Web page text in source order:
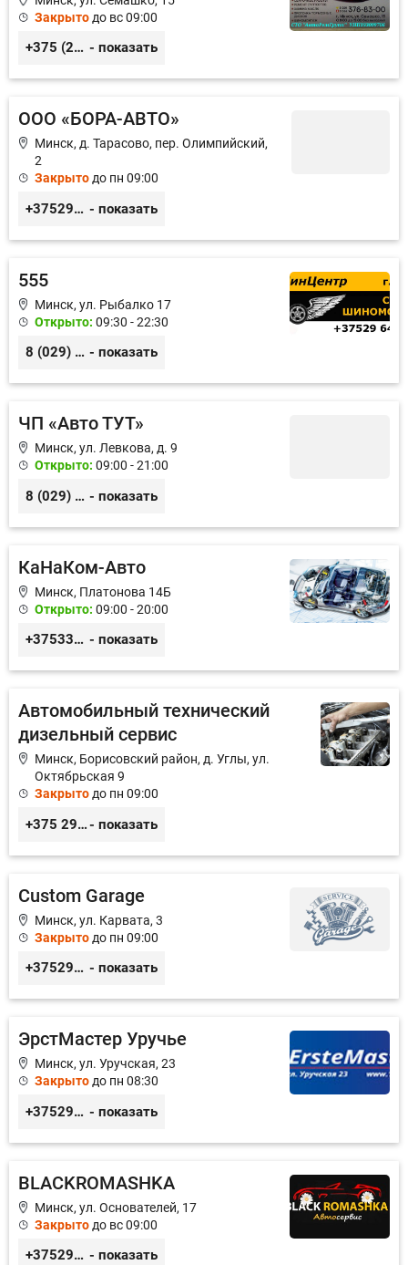
Закрыто до вс 09:00
+375 (29) 376-83-00 - показать
ООО «БОРА-АВТО»
Минск, д. Тарасово, пер. Олимпийский,
2
Закрыто до пн 09:00
+375296577676 - показать
555
Минск, ул. Рыбалко 17
Открыто: 09:30 - 22:30
8 (029) 641-80-08 8 (029) 206-60-08 - показать
ЧП «Авто ТУТ»
Минск, ул. Левкова, д. 9
Открыто: 09:00 - 21:00
8 (029) 55-2-30-30 - показать
КаНаКом-Авто
Минск, Платонова 14Б
Открыто: 09:00 - 20:00
+375336756676 - показать
Автомобильный технический
дизельный сервис
Минск, Борисовский район, д. Углы, ул.
Октябрьская 9
Закрытодо пн 09:00
+375 29 3217422; +375 29 6130364- показать
Custom Garage
Минск, ул. Карвата, 3
Закрыто до пн 09:00
+375291568112 - показать
ЭрстМастер Уручье
Минск, ул. Уручская, 23
Закрытодо пн 08:30
+375296446495, - показать
BLACKROMASHKA
Минск, ул. Основателей, 17
Закрыто до вс 09:00
+375296651188 - показать